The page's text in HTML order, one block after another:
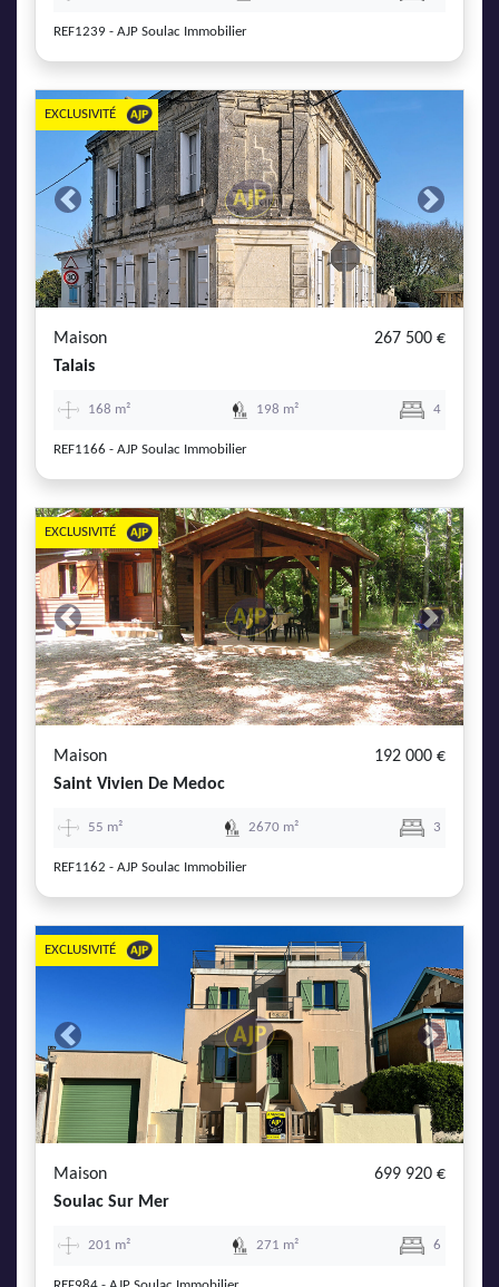
REF1239 - AJP Soulac Immobilier
Previous Next
EXCLUSIVITÉ
Maison
267 500 €
Talais
168 m² 198 m² 4
REF1166 - AJP Soulac Immobilier
Previous Next
EXCLUSIVITÉ
Maison
192 000 €
Saint Vivien De Medoc
55 m² 2670 m² 3
REF1162 - AJP Soulac Immobilier
Previous Next
EXCLUSIVITÉ
Maison
699 920 €
Soulac Sur Mer
201 m² 271 m² 6